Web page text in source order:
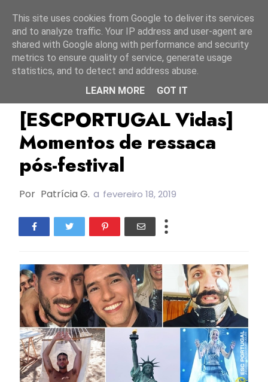
ESC Portugal Vidas
[ESCPORTUGAL Vidas]
Momentos de ressaca
pós-festival
Por Patrícia G. a fevereiro 18, 2019
This site uses cookies from Google to deliver its services
and to analyze traffic. Your IP address and user-agent are
shared with Google along with performance and security
metrics to ensure quality of service, generate usage
statistics, and to detect and address abuse.
LEARN MORE
GOT IT